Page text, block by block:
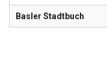
Basler Stadtbuch